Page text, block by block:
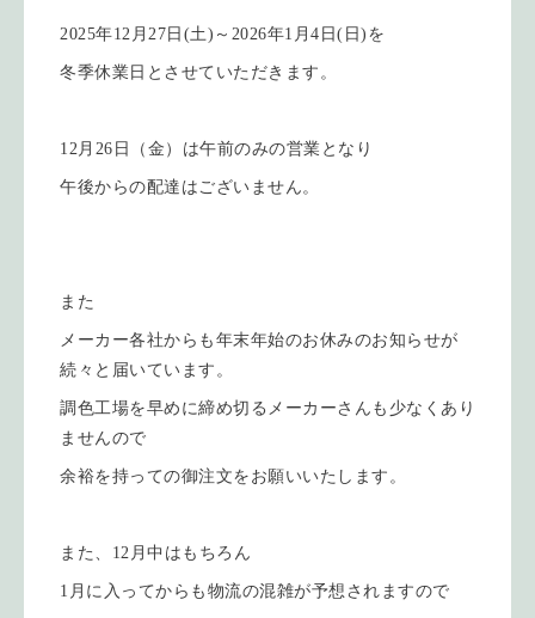
2025年12月27日(土)～2026年1月4日(日)を
冬季休業日とさせていただきます。
12月26日（金）は午前のみの営業となり
午後からの配達はございません。
また
メーカー各社からも年末年始のお休みのお知らせが
続々と届いています。
調色工場を早めに締め切るメーカーさんも少なくあり
ませんので
余裕を持っての御注文をお願いいたします。
また、12月中はもちろん
1月に入ってからも物流の混雑が予想されますので